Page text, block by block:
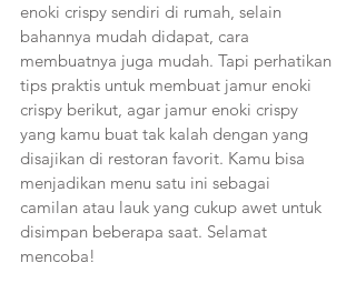
enoki crispy sendiri di rumah, selain
bahannya mudah didapat, cara
membuatnya juga mudah. Tapi perhatikan
tips praktis untuk membuat jamur enoki
crispy berikut, agar jamur enoki crispy
yang kamu buat tak kalah dengan yang
disajikan di restoran favorit. Kamu bisa
menjadikan menu satu ini sebagai
camilan atau lauk yang cukup awet untuk
disimpan beberapa saat. Selamat
mencoba!